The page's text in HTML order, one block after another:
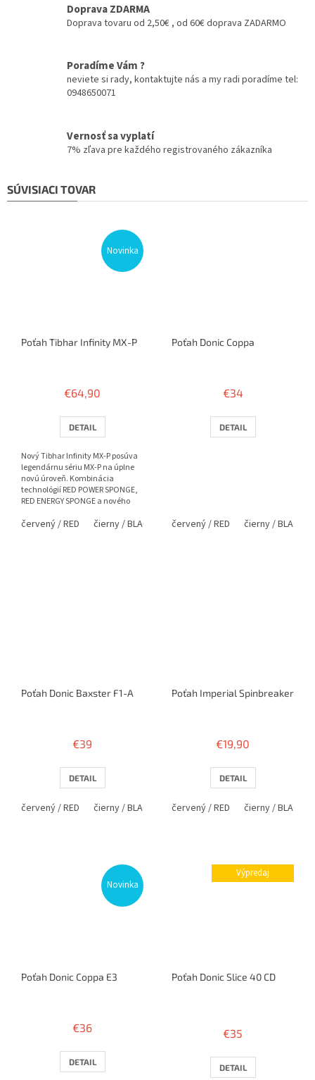
Doprava ZDARMA
Doprava tovaru od 2,50€ , od 60€ doprava ZADARMO
Poradíme Vám ?
neviete si rady, kontaktujte nás a my radi poradíme tel:
0948650071
Vernosť sa vyplatí
7% zľava pre každého registrovaného zákazníka
SÚVISIACI TOVAR
Novinka
Poťah Tibhar Infinity MX-P
€64,90
DETAIL
Nový Tibhar Infinity MX-P posúva
legendárnu sériu MX-P na úplne
novú úroveň. Kombinácia
technológií RED POWER SPONGE,
RED ENERGY SPONGE a nového
PRO...
červený / RED čierny / BLACK
Poťah Donic Coppa
€34
DETAIL
červený / RED čierny / BLACK
Poťah Donic Baxster F1-A
€39
DETAIL
červený / RED čierny / BLACK
Poťah Imperial Spinbreaker
€19,90
DETAIL
červený / RED čierny / BLACK
Novinka
Poťah Donic Coppa E3
€36
DETAIL
Výpredaj
Poťah Donic Slice 40 CD
produktu
3,4
z
€35
DETAIL